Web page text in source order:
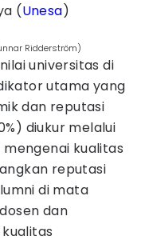
(Unesa)
Ridderström)
universitas di
utama yang
dan reputasi
diukur melalui
mengenai kualitas
reputasi
di mata
dan